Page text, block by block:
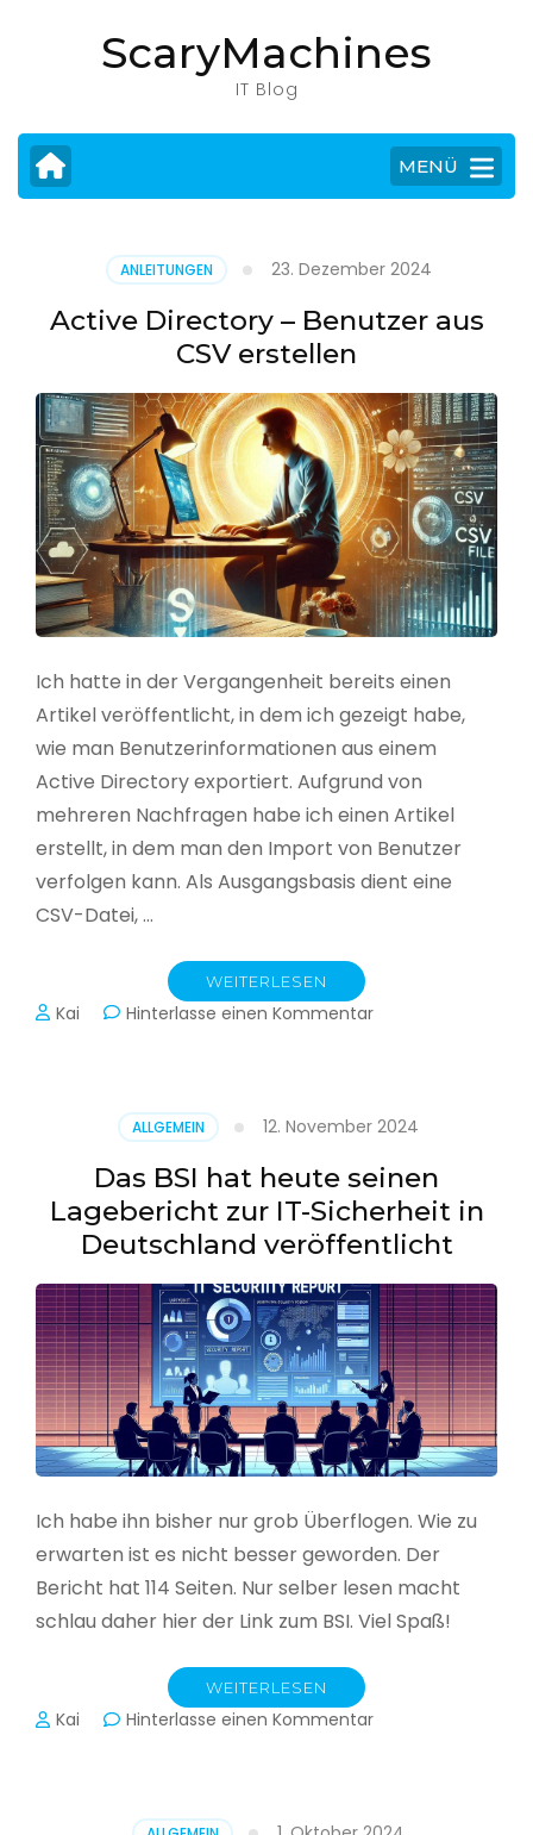
drücken)
ScaryMachines
IT Blog
MENÜ
ANLEITUNGEN 23. Dezember 2024
Active Directory – Benutzer aus
CSV erstellen
Ich hatte in der Vergangenheit bereits einen
Artikel veröffentlicht, in dem ich gezeigt habe,
wie man Benutzerinformationen aus einem
Active Directory exportiert. Aufgrund von
mehreren Nachfragen habe ich einen Artikel
erstellt, in dem man den Import von Benutzer
verfolgen kann. Als Ausgangsbasis dient eine
CSV-Datei, …
WEITERLESEN
Kai Hinterlasse einen Kommentarzu
aus
CSV
erstellen
ALLGEMEIN 12. November 2024
Das BSI hat heute seinen
Lagebericht zur IT-Sicherheit in
Deutschland veröffentlicht
Ich habe ihn bisher nur grob Überflogen. Wie zu
erwarten ist es nicht besser geworden. Der
Bericht hat 114 Seiten. Nur selber lesen macht
schlau daher hier der Link zum BSI. Viel Spaß!
WEITERLESEN
Kai Hinterlasse einen Kommentarzu